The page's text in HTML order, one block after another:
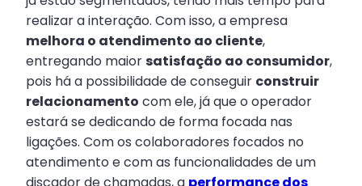
realizar a interação. Com isso, a empresa
melhora o atendimento ao cliente,
entregando maiorsatisfação ao consumidor,
pois há a possibilidade de conseguir construir
relacionamento com ele, já que o operador
estará se dedicando de forma focada nas
ligações. Com os colaboradores focados no
atendimento e com as funcionalidades de um